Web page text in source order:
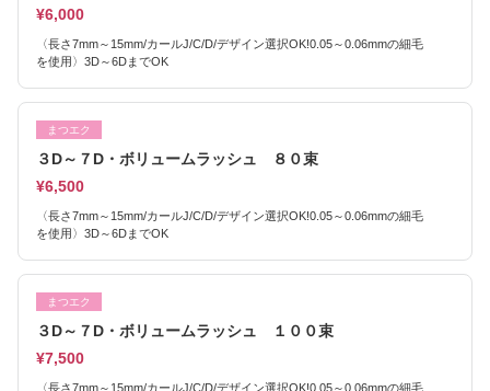
¥6,000
〈長さ7mm～15mm/カールJ/C/D/デザイン選択OK!0.05～0.06mmの細毛
を使用〉3D～6DまでOK
まつエク
３D～７D・ボリュームラッシュ ８０束
¥6,500
〈長さ7mm～15mm/カールJ/C/D/デザイン選択OK!0.05～0.06mmの細毛
を使用〉3D～6DまでOK
まつエク
３D～７D・ボリュームラッシュ １００束
¥7,500
〈長さ7mm～15mm/カールJ/C/D/デザイン選択OK!0.05～0.06mmの細毛